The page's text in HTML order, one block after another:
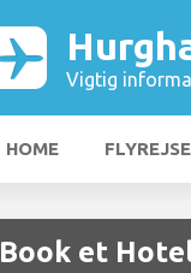
Vigtig
HOME
Book et